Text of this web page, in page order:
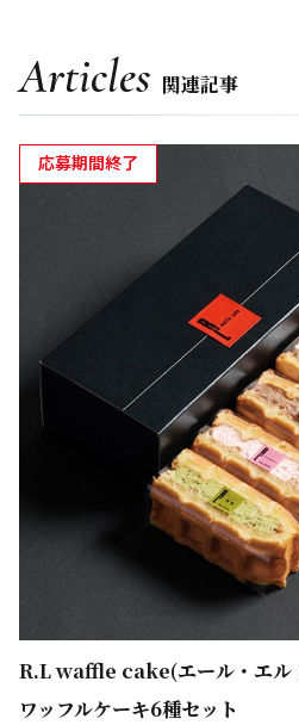
Articles 関連記事
応募期間終了
R.L waffle cake(エール・エル
ワッフルケーキ6種セット